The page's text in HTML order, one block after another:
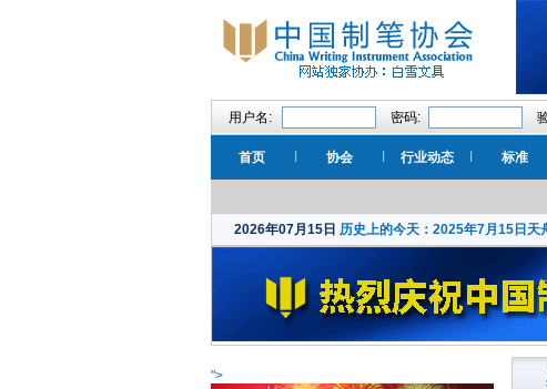
用户名: 密码:
首页 协会 行业动态 标准
2026年07月15日 历史上的今天：2025年7月15日天
">